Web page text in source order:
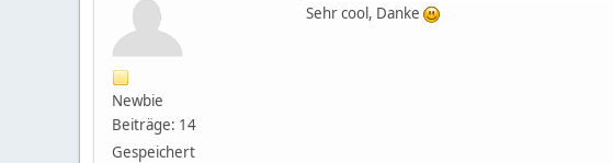
Newbie
Beiträge: 14
Gespeichert
Sehr cool, Danke